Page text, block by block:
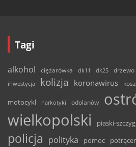
Tagi
alkohol ciężarówka dk11 dk25 drzewo
inwestycja
kolizja koronawirus
motocykl narkotyki odolanów
wielkopolski
piaski-
policja polityka pomoc